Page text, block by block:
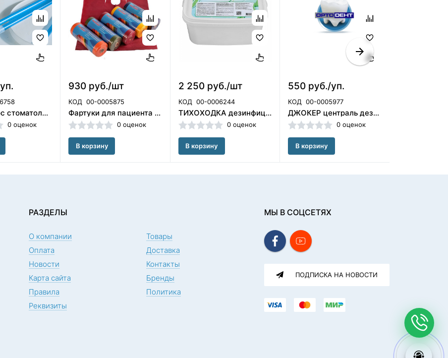
Слюноотсос стоматологический одноразовый со съемным наконечником 100шт, TREVITA, Беларусь
0 оценок
930 руб./шт
КОД 00-0005875
Фартуки для пациента бумажно-полиэтиленовые в рулоне 80 шт.Цвет:Бордо ООО «Кристи» (Россия)
0 оценок
В корзину
2 250 руб./шт
КОД 00-0006244
ТИХОХОДКА дезинфицирующее средство с моющим эффектом 40шт (НДС20%)/ЧЕСТНЫЙ ЗНАК
0 оценок
В корзину
550 руб./уп.
КОД 00-0005977
ДЖОКЕР централь дезинфицирующие салфетки ( 120 шт) /ЧЕСТНЫЙ ЗНАК/ОСУ
0 оценок
В корзину
РАЗДЕЛЫ
О компании
Товары
Оплата
Доставка
Новости
Контакты
Карта сайта
Бренды
Правила
Политика
Реквизиты
МЫ В СОЦСЕТЯХ
ПОДПИСКА НА НОВОСТИ